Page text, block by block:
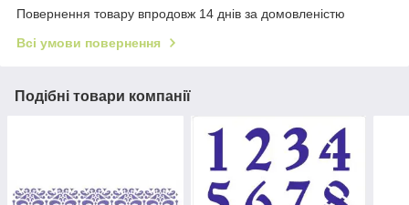
Повернення товару впродовж 14 днів за домовленістю
Всі умови повернення
Подібні товари компанії